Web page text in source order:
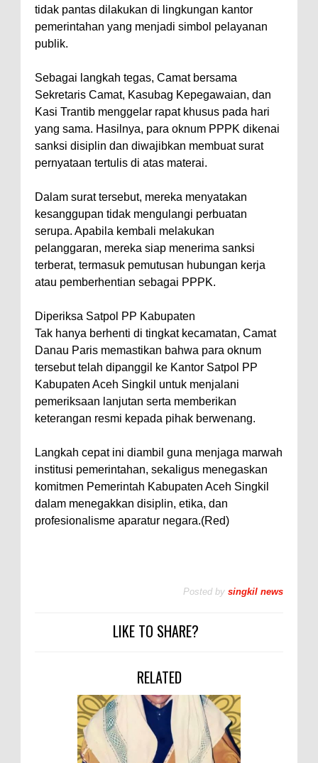
tidak pantas dilakukan di lingkungan kantor
pemerintahan yang menjadi simbol pelayanan
publik.
Sebagai langkah tegas, Camat bersama
Sekretaris Camat, Kasubag Kepegawaian, dan
Kasi Trantib menggelar rapat khusus pada hari
yang sama. Hasilnya, para oknum PPPK dikenai
sanksi disiplin dan diwajibkan membuat surat
pernyataan tertulis di atas materai.
Dalam surat tersebut, mereka menyatakan
kesanggupan tidak mengulangi perbuatan
serupa. Apabila kembali melakukan
pelanggaran, mereka siap menerima sanksi
terberat, termasuk pemutusan hubungan kerja
atau pemberhentian sebagai PPPK.
Diperiksa Satpol PP Kabupaten
Tak hanya berhenti di tingkat kecamatan, Camat
Danau Paris memastikan bahwa para oknum
tersebut telah dipanggil ke Kantor Satpol PP
Kabupaten Aceh Singkil untuk menjalani
pemeriksaan lanjutan serta memberikan
keterangan resmi kepada pihak berwenang.
Langkah cepat ini diambil guna menjaga marwah
institusi pemerintahan, sekaligus menegaskan
komitmen Pemerintah Kabupaten Aceh Singkil
dalam menegakkan disiplin, etika, dan
profesionalisme aparatur negara.(Red)
Posted by singkil news
LIKE TO SHARE?
RELATED